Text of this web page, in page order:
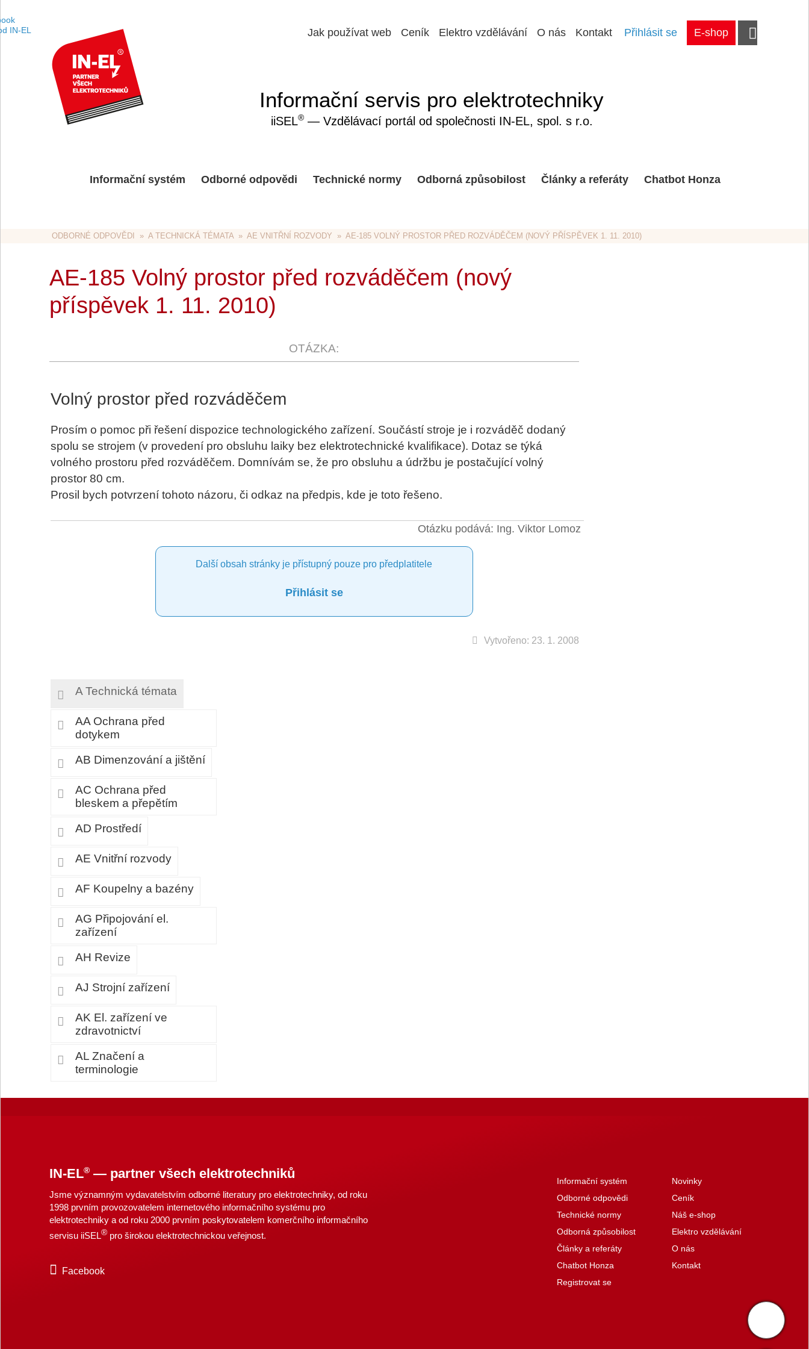
Přihlásit se E-shop
Jak používat web Ceník Elektro vzdělávání O nás Kontakt
Informační servis pro elektrotechniky
iiSEL®— Vzdělávací portál od společnosti IN-EL, spol. s r.o.
Informační systém Odborné odpovědi Technické normy Odborná způsobilost Články a referáty Chatbot Honza
ODBORNÉ ODPOVĚDI
  »
A TECHNICKÁ TÉMATA
  »
AE VNITŘNÍ ROZVODY
  »  AE-185 VOLNÝ PROSTOR PŘED ROZVÁDĚČEM (NOVÝ PŘÍSPĚVEK 1. 11. 2010)
AE-185 Volný prostor před rozváděčem (nový
příspěvek 1. 11. 2010)
Volný prostor před rozváděčem
Prosím o pomoc při řešení dispozice technologického zařízení. Součástí stroje je i rozváděč dodaný
spolu se strojem (v provedení pro obsluhu laiky bez elektrotechnické kvalifikace). Dotaz se týká
volného prostoru před rozváděčem. Domnívám se, že pro obsluhu a údržbu je postačující volný
prostor 80 cm.
Prosil bych potvrzení tohoto názoru, či odkaz na předpis, kde je toto řešeno.
Otázku podává: Ing. Viktor Lomoz
Další obsah stránky je přístupný pouze pro předplatitele
Přihlásit se
Vytvořeno: 23. 1. 2008
A Technická témata
AA Ochrana před
dotykem
AB Dimenzování a jištění
AC Ochrana před
bleskem a přepětím
AD Prostředí
AE Vnitřní rozvody
AF Koupelny a bazény
AG Připojování el.
zařízení
AH Revize
AJ Strojní zařízení
AK El. zařízení ve
zdravotnictví
AL Značení a
terminologie
IN-EL®— partner všech elektrotechniků
Jsme významným vydavatelstvím odborné literatury pro elektrotechniky, od roku
1998 prvním provozovatelem internetového informačního systému pro
elektrotechniky a od roku 2000 prvním poskytovatelem komerčního informačního
servisu iiSEL®pro širokou elektrotechnickou veřejnost.
Facebook
Novinky
Ceník
Náš e-shop
Elektro vzdělávání
O nás
Kontakt
Informační systém
Odborné odpovědi
Technické normy
Odborná způsobilost
Články a referáty
Chatbot Honza
Registrovat se